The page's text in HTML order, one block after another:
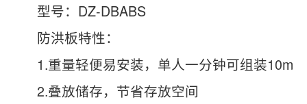
型号：DZ-DBABS
防洪板特性：
1.重量轻便易安装，单人一分钟可组装10m
2.叠放储存，节省存放空间